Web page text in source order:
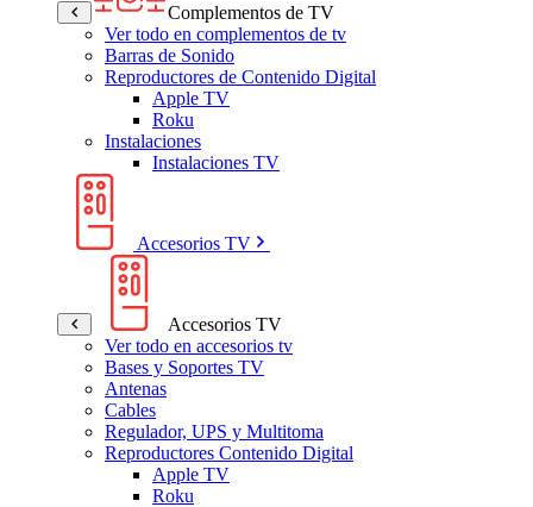
Complementos de TV
Ver todo en complementos de tv
Barras de Sonido
Reproductores de Contenido Digital
Apple TV
Roku
Instalaciones
Instalaciones TV
Accesorios TV
Accesorios TV
Ver todo en accesorios tv
Bases y Soportes TV
Antenas
Cables
Regulador, UPS y Multitoma
Reproductores Contenido Digital
Apple TV
Roku